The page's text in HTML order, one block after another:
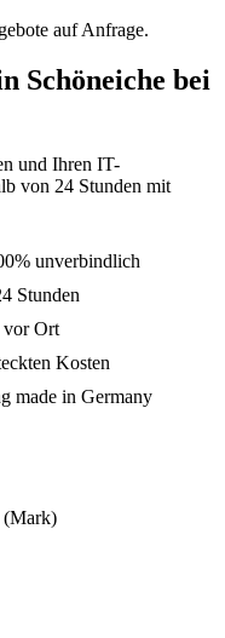
auf Anfrage.
Schöneiche bei
und Ihren IT-
von 24 Stunden mit
unverbindlich
Stunden
Ort
Kosten
made in Germany
(Mark)